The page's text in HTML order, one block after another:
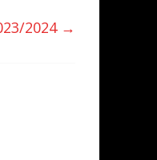
2024 →